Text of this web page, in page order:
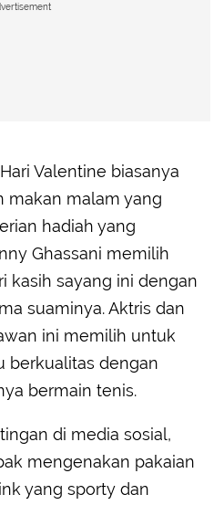
Hari Valentine biasanya
makan malam yang
hadiah yang
Ghassani memilih
kasih sayang ini dengan
suaminya. Aktris dan
ini memilih untuk
berkualitas dengan
bermain tenis.
di media sosial,
mengenakan pakaian
yang sporty dan